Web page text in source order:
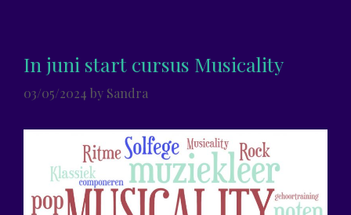
In juni start cursus Musicality
03/05/2024 by Sandra